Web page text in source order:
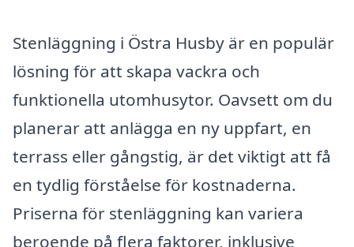
Stenläggning i Östra Husby är en populär
lösning för att skapa vackra och
funktionella utomhusytor. Oavsett om du
planerar att anlägga en ny uppfart, en
terrass eller gångstig, är det viktigt att få
en tydlig förståelse för kostnaderna.
Priserna för stenläggning kan variera
beroende på flera faktorer, inklusive